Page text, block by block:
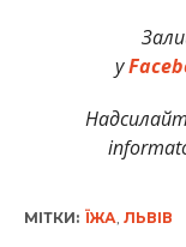
у
МІТКИ: ЇЖА, ЛЬВІВ